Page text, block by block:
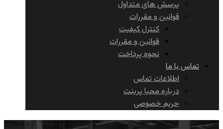
پرسش های متداول
قوانین و مقررات
کنترل کیفیت
قوانین و مقررات
نحوه پرداخت
تماس با ما
اطلاعات تماس
درباره محیا پرینت
حریم خصوصی